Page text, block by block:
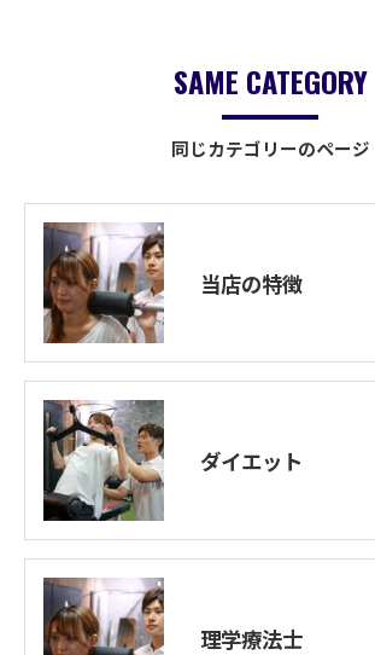
同じカテゴリーのページ
SAME CATEGORY
当店の特徴
ダイエット
理学療法士